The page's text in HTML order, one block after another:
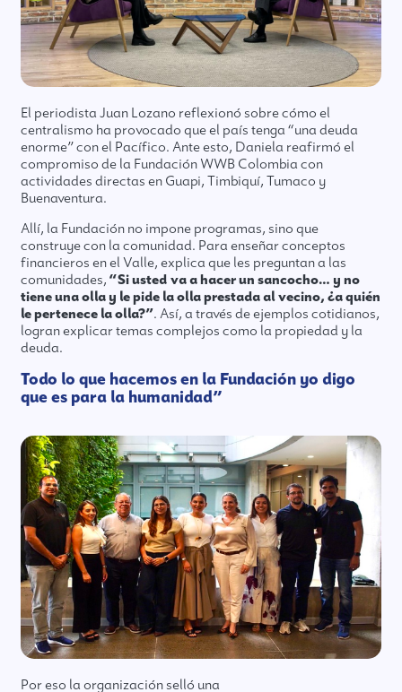
El periodista Juan Lozano reflexionó sobre cómo el
centralismo ha provocado que el país tenga “una deuda
enorme” con el Pacífico. Ante esto, Daniela reafirmó el
compromiso de la Fundación WWB Colombia con
actividades directas en Guapi, Timbiquí, Tumaco y
Buenaventura.
Allí, la Fundación no impone programas, sino que
construye con la comunidad. Para enseñar conceptos
financieros en el Valle, explica que les preguntan a las
comunidades,“Si usted va a hacer un sancocho… y no
tiene una olla y le pide la olla prestada al vecino, ¿a quién
le pertenece la olla?”. Así, a través de ejemplos cotidianos,
logran explicar temas complejos como la propiedad y la
deuda.
Todo lo que hacemos en la Fundación yo digo
que es para la humanidad”
Por eso la organización selló una